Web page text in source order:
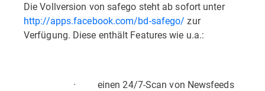
Die Vollversion von safego steht ab sofort unter
http://apps.facebook.com/bd-safego/ zur
Verfügung. Diese enthält Features wie u.a.:
· einen 24/7-Scan von Newsfeeds